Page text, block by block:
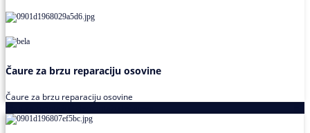
Čaure za brzu reparaciju osovine
Čaure za brzu reparaciju osovine